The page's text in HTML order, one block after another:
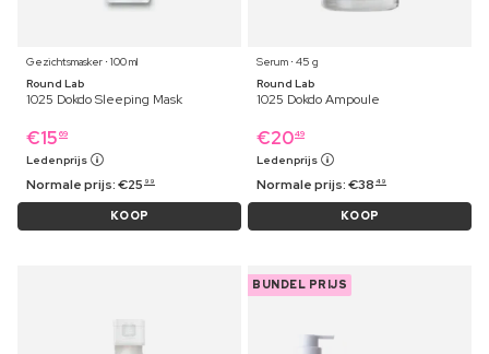
Gezichtsmasker ⋅ 100 ml
Round Lab
1025 Dokdo Sleeping Mask
€15 69
Ledenprijs
Normale prijs:€25 99
KOOP
Serum ⋅ 45 g
Round Lab
1025 Dokdo Ampoule
€2049
Ledenprijs
Normale prijs:€38 49
KOOP
BUNDEL PRIJS